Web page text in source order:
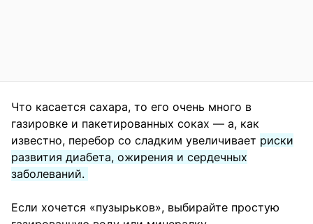
Что касается сахара, то его очень много в
газировке и пакетированных соках — а, как
известно, перебор со сладким увеличивает риски
развития диабета, ожирения и сердечных
заболеваний.
Если хочется «пузырьков», выбирайте простую